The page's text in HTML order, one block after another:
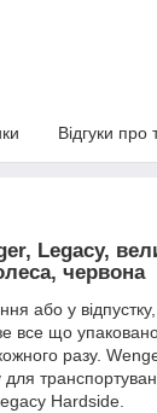
Відгуки про
Legacy,
червона
або у
все що
разу.
для
Hardside.